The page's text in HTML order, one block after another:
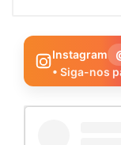
Instagram
• Siga-nos